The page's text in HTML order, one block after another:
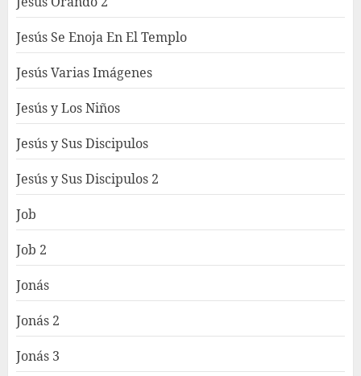
Jesús Se Enoja En El Templo
Jesús Varias Imágenes
Jesús y Los Niños
Jesús y Sus Discipulos
Jesús y Sus Discipulos 2
Job
Job 2
Jonás
Jonás 2
Jonás 3